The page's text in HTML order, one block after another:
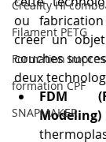
Creality HI combo
Filament PETG
Formation
formation CPF
SNAPMAKER
ou
créer un
couches
deux
FDM
Modeling)